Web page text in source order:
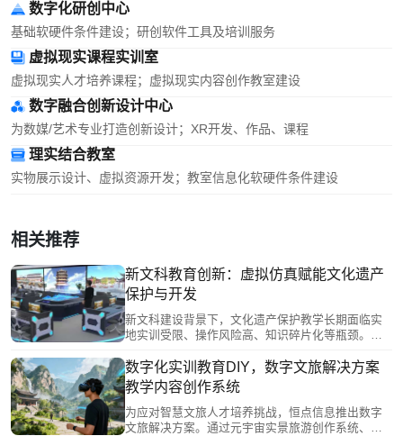
数字化研创中心
基础软硬件条件建设；研创软件工具及培训服务
虚拟现实课程实训室
虚拟现实人才培养课程；虚拟现实内容创作教室建设
数字融合创新设计中心
为数媒/艺术专业打造创新设计；XR开发、作品、课程
理实结合教室
实物展示设计、虚拟资源开发；教室信息化软硬件条件建设
相关推荐
新文科教育创新：虚拟仿真赋能文化遗产
保护与开发
新文科建设背景下，文化遗产保护教学长期面临实
地实训受限、操作风险高、知识碎片化等瓶颈。南
址，实现历史遗迹的“数字永生”。学生可在虚拟环境
中安全、反复进行测绘、保护方案设计等实践，打
破时空限制，整合多学科知识，系统提升保护与开
发综合能力。该技术以数字化创新重塑人才培养模
式，为文化遗产的永续传承提供支撑。
数字化实训教育DIY，数字文旅解决方案
教学内容创作系统
为应对智慧文旅人才培养挑战，恒点信息推出数字
文旅解决方案。通过元宇宙实景旅游创作系统、数